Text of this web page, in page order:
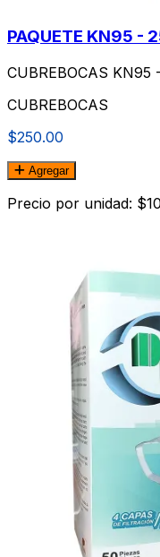
PAQUETE KN95 -
CUBREBOCAS KN95
CUBREBOCAS
$250.00
Agregar
Precio por unidad: